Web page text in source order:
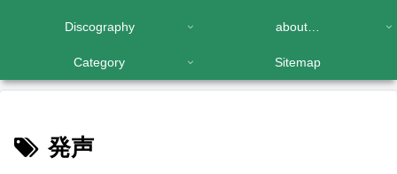
Discography about…
Category Sitemap
発声